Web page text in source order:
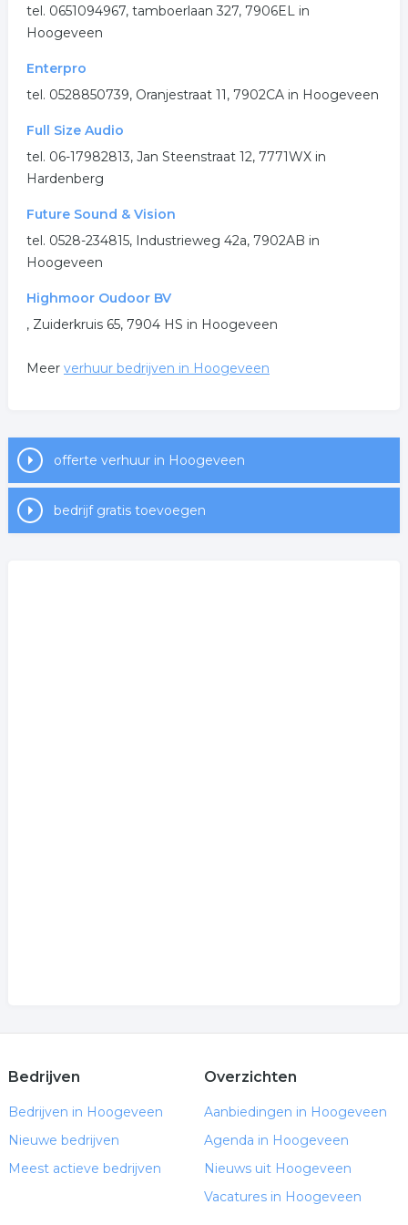
tel. 0651094967, tamboerlaan 327, 7906EL in
Hoogeveen
Enterpro
tel. 0528850739, Oranjestraat 11, 7902CA in Hoogeveen
Full Size Audio
tel. 06-17982813, Jan Steenstraat 12, 7771WX in
Hardenberg
Future Sound & Vision
tel. 0528-234815, Industrieweg 42a, 7902AB in
Hoogeveen
Highmoor Oudoor BV
, Zuiderkruis 65, 7904 HS in Hoogeveen
Meer verhuur bedrijven in Hoogeveen
offerte verhuur in Hoogeveen
bedrijf gratis toevoegen
Bedrijven
Bedrijven in Hoogeveen
Nieuwe bedrijven
Meest actieve bedrijven
Overzichten
Aanbiedingen in Hoogeveen
Agenda in Hoogeveen
Nieuws uit Hoogeveen
Vacatures in Hoogeveen